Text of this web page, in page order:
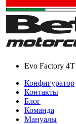
Evo Factory
Конфигуратор
Контакты
Блог
Команда
Мануалы